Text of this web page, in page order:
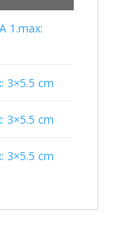
1.max:
3×5.5 cm
3×5.5 cm
3×5.5 cm